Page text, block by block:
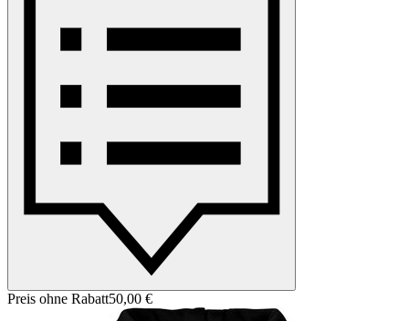
Preis ohne Rabatt50,00 €